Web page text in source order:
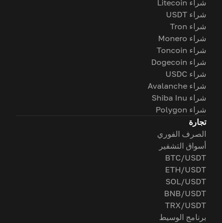
شراء Litecoin
شراء USDT
شراء Tron
شراء Monero
شراء Toncoin
شراء Dogecoin
شراء USDC
شراء Avalanche
شراء Shiba Inu
شراء Polygon
تجارة
الصرف الفوري
أسواق التشفير
BTC/USDT
ETH/USDT
SOL/USDT
BNB/USDT
TRX/USDT
برنامج الوسيط